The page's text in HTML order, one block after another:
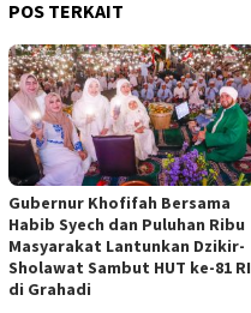
POS TERKAIT
Gubernur Khofifah Bersama
Habib Syech dan Puluhan Ribu
Masyarakat Lantunkan Dzikir-
Sholawat Sambut HUT ke-81 RI
di Grahadi